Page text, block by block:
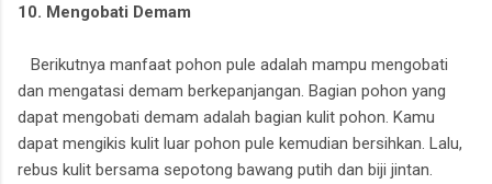
10. Mengobati Demam
Berikutnya manfaat pohon pule adalah mampu mengobati
dan mengatasi demam berkepanjangan. Bagian pohon yang
dapat mengobati demam adalah bagian kulit pohon. Kamu
dapat mengikis kulit luar pohon pule kemudian bersihkan. Lalu,
rebus kulit bersama sepotong bawang putih dan biji jintan.